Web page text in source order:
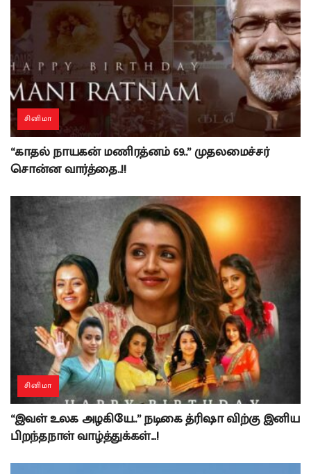
சினிமா
“காதல் நாயகன் மணிரத்னம் 69..” முதலமைச்சர்
சொன்ன வார்த்தை..!!
சினிமா
“இவள் உலக அழகியே..” நடிகை த்ரிஷா விற்கு இனிய
பிறந்தநாள் வாழ்த்துக்கள்…!